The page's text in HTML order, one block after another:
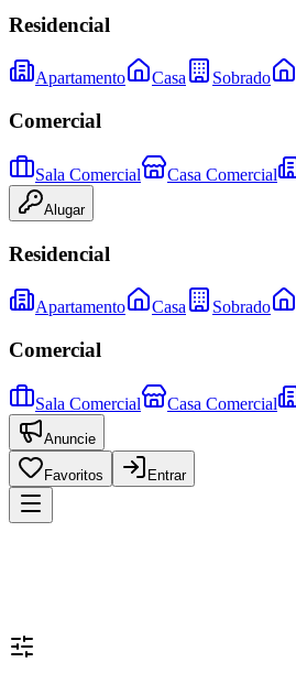
Residencial
Apartamento Casa Sobrado
Comercial
Sala Comercial Casa Comercial
Alugar
Residencial
Apartamento Casa Sobrado
Comercial
Sala Comercial Casa Comercial
Anuncie
Favoritos Entrar